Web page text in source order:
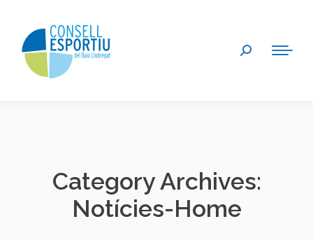
Search:
Category Archives:
Notícies-Home